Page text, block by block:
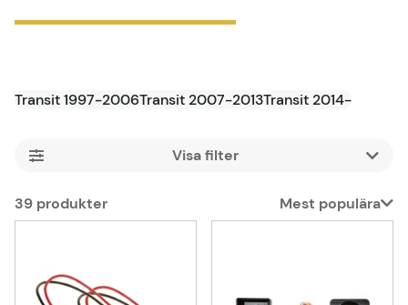
Transit 1997-2006Transit 2007-2013Transit 2014-
Filtrera
39 produkter
Mest populära